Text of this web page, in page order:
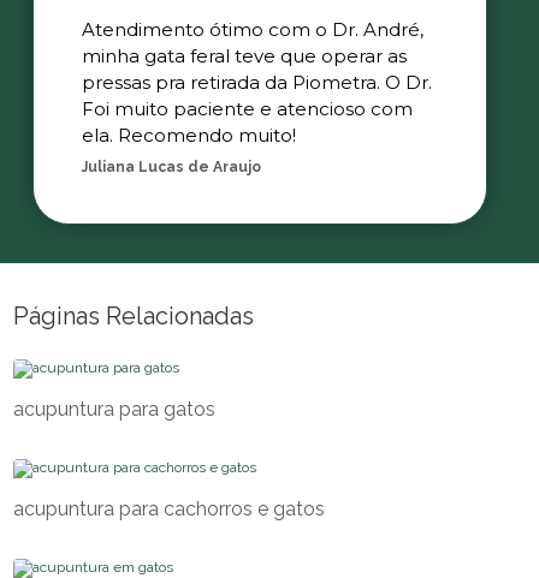
Atendimento ótimo com o Dr. André,
minha gata feral teve que operar as
pressas pra retirada da Piometra. O Dr.
Foi muito paciente e atencioso com
ela. Recomendo muito!
Juliana Lucas de Araujo
Páginas Relacionadas
acupuntura para gatos
acupuntura para cachorros e gatos